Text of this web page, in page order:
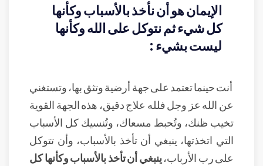
الإيمان هو أن نأخذ بالأسباب وكأنها
كل شيء ثم نتوكل على الله وكأنها
ليست بشيء :
أنت حينما تعتمد على جهة أرضية وتثق بها، وتستغني
عن الله عز وجل فلله علاج دقيق، هذه الجهة القوية
تخيب ظنك، وتُحبط مسعاك، وتُنسيك كل الأسباب
التي اتخذتها، ينبغي أن تأخذ بالأسباب، وأن تتوكل
على رب الأرباب،ينبغي أن تأخذ بالأسباب وكأنها كل